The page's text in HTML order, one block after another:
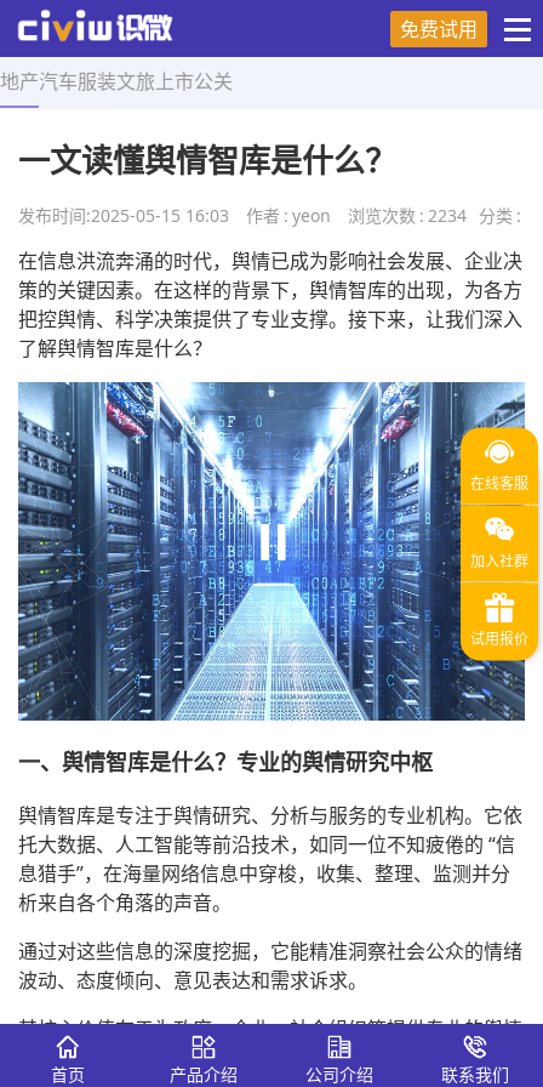
免费试用
地产汽车服装文旅 上市公关
首页 > 营销技巧 > 正文
一文读懂舆情智库是什么？
发布时间:2025-05-15 16:03 作者 : yeon 浏览次数 : 2234 分类 :
在信息洪流奔涌的时代，舆情已成为影响社会发展、企业决
策的关键因素。在这样的背景下，舆情智库的出现，为各方
把控舆情、科学决策提供了专业支撑。接下来，让我们深入
了解舆情智库是什么？
一、舆情智库是什么？专业的舆情研究中枢
舆情智库是专注于舆情研究、分析与服务的专业机构。它依
托大数据、人工智能等前沿技术，如同一位不知疲倦的 “信
息猎手”，在海量网络信息中穿梭，收集、整理、监测并分
析来自各个角落的声音。
通过对这些信息的深度挖掘，它能精准洞察社会公众的情绪
波动、态度倾向、意见表达和需求诉求。
其核心价值在于为政府、企业、社会组织等提供专业的舆情
研判报告、切实可行的决策建议以及行之有效的应对策略，
首页 产品介绍 公司介绍 联系我们